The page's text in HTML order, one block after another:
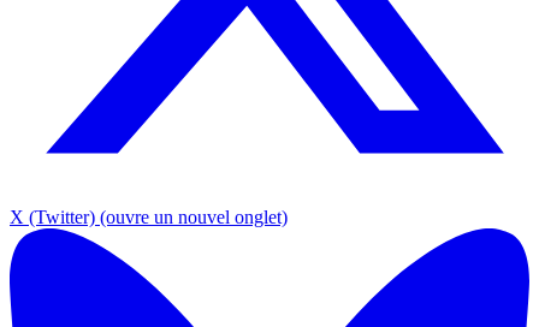
X (Twitter) (ouvre un nouvel onglet)